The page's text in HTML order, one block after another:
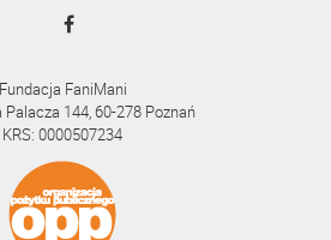
Fundacja FaniMani
Palacza 144, 60-278 Poznań
KRS: 0000507234